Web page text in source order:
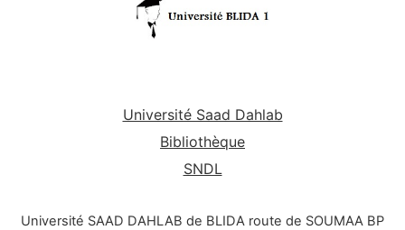
Université Saad Dahlab
Bibliothèque
SNDL
Université SAAD DAHLAB de BLIDA route de SOUMAA BP